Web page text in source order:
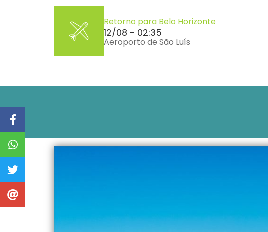
Retorno para Belo Horizonte
12/08 - 02:35
Aeroporto de São Luís